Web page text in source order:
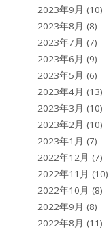
2023年9月 (10)
2023年8月 (8)
2023年7月 (7)
2023年6月 (9)
2023年5月 (6)
2023年4月 (13)
2023年3月 (10)
2023年2月 (10)
2023年1月 (7)
2022年12月 (7)
2022年11月 (10)
2022年10月 (8)
2022年9月 (8)
2022年8月 (11)